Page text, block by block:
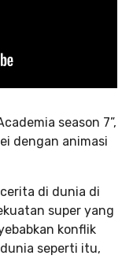
season 7”,
dengan animasi
cerita di dunia di
super yang
konflik
seperti itu,